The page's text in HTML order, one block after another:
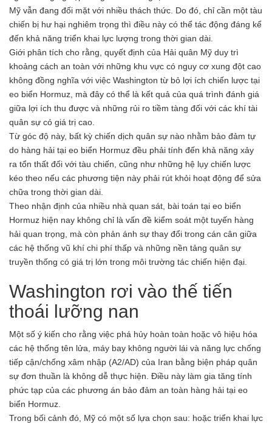
Mỹ vẫn đang đối mặt với nhiều thách thức. Do đó, chỉ cần một tàu
chiến bị hư hại nghiêm trọng thì điều này có thể tác động đáng kể
đến khả năng triển khai lực lượng trong thời gian dài.
Giới phân tích cho rằng, quyết định của Hải quân Mỹ duy trì
khoảng cách an toàn với những khu vực có nguy cơ xung đột cao
không đồng nghĩa với việc Washington từ bỏ lợi ích chiến lược tại
eo biển Hormuz, mà đây có thể là kết quả của quá trình đánh giá
giữa lợi ích thu được và những rủi ro tiềm tàng đối với các khí tài
quân sự có giá trị cao.
Từ góc độ này, bất kỳ chiến dịch quân sự nào nhằm bảo đảm tự
do hàng hải tại eo biển Hormuz đều phải tính đến khả năng xảy
ra tổn thất đối với tàu chiến, cũng như những hệ lụy chiến lược
kéo theo nếu các phương tiện này phải rút khỏi hoạt động để sửa
chữa trong thời gian dài.
Theo nhận định của nhiều nhà quan sát, bài toán tại eo biển
Hormuz hiện nay không chỉ là vấn đề kiểm soát một tuyến hàng
hải quan trọng, mà còn phản ánh sự thay đổi trong cán cân giữa
các hệ thống vũ khí chi phí thấp và những nền tảng quân sự
truyền thống có giá trị lớn trong môi trường tác chiến hiện đại.
Washington rơi vào thế tiến
thoái lưỡng nan
Một số ý kiến cho rằng việc phá hủy hoàn toàn hoặc vô hiệu hóa
các hệ thống tên lửa, máy bay không người lái và năng lực chống
tiếp cận/chống xâm nhập (A2/AD) của Iran bằng biện pháp quân
sự đơn thuần là không dễ thực hiện. Điều này làm gia tăng tính
phức tạp của các phương án bảo đảm an toàn hàng hải tại eo
biển Hormuz.
Trong bối cảnh đó, Mỹ có một số lựa chọn sau: hoặc triển khai lực